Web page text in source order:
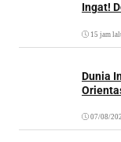
Ingat!
15 jam
Dunia
07/08/